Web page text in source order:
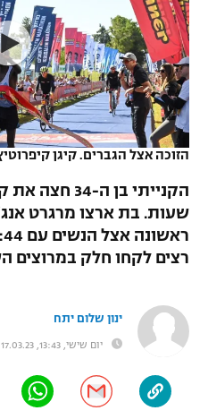
VOD
רץ ברשת
תוצאות
לוח שידורים
ברחבה
נבחרת ישראל
מכבי חיפה
בית"ר ירושלים
מכבי תל אביב
הפועל תל אביב
הפועל חיפה
מכבי נתניה
ליגה ספרדית
ליגה איטלקית
ליגה צרפתית
ליגה טורקית
ליגה סינית
ליגות נוספות
כדורסל נשים
מכבי תל אביב
הפועל חולון
הפועל ירושלים
דני אבדיה
יורוליג
יורוקאפ
טניס
כדוריד
כדורעף
ג'ודו
אגרוף
ספורט אולימפי
היאבקות WWE
הזוכה אצל הגברים. קיגן
רצים לקחו חלק במרוצים
ינון שלום יתח
יום שישי, 13:43, 17.03.23